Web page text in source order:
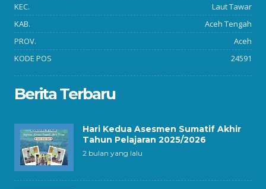
KEC.
Laut Tawar
KAB.
Aceh Tengah
PROV.
Aceh
KODE POS
24591
Berita Terbaru
Hari Kedua Asesmen Sumatif Akhir
Tahun Pelajaran 2025/2026
2 bulan yang lalu